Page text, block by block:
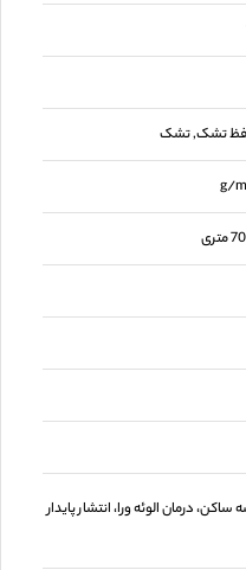
تشک, تشک
درمان الوئه ورا، انتشار پایدار